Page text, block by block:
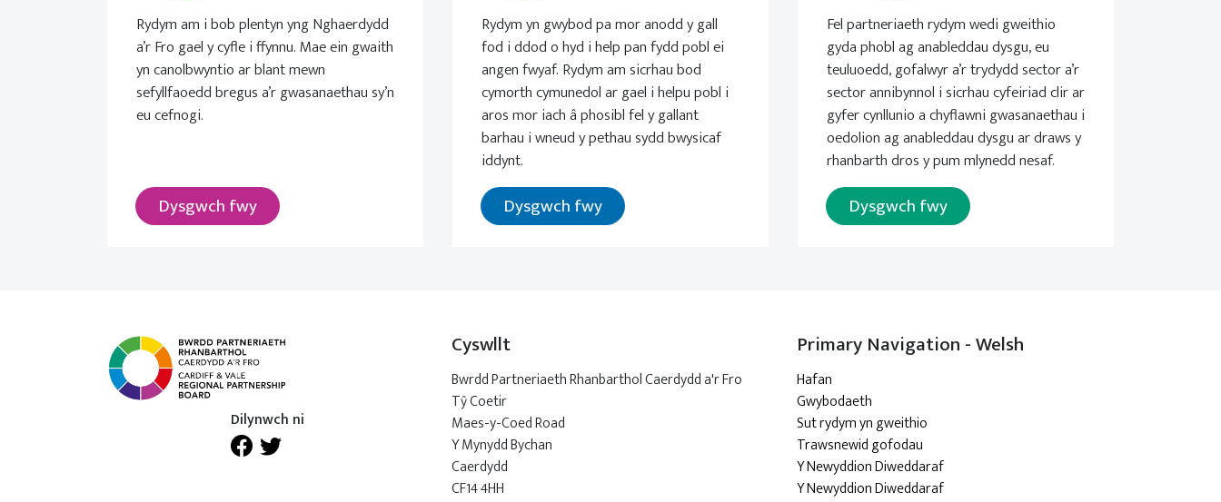
Rydym am i bob plentyn yng Nghaerdydd
a’r Fro gael y cyfle i ffynnu. Mae ein gwaith
yn canolbwyntio ar blant mewn
sefyllfaoedd bregus a’r gwasanaethau sy’n
eu cefnogi.
Dysgwch fwy
Rydym yn gwybod pa mor anodd y gall
fod i ddod o hyd i help pan fydd pobl ei
angen fwyaf. Rydym am sicrhau bod
cymorth cymunedol ar gael i helpu pobl i
aros mor iach â phosibl fel y gallant
barhau i wneud y pethau sydd bwysicaf
iddynt.
Dysgwch fwy
Fel partneriaeth rydym wedi gweithio
gyda phobl ag anableddau dysgu, eu
teuluoedd, gofalwyr a’r trydydd sector a’r
sector annibynnol i sicrhau cyfeiriad clir ar
gyfer cynllunio a chyflawni gwasanaethau i
oedolion ag anableddau dysgu ar draws y
rhanbarth dros y pum mlynedd nesaf.
Dysgwch fwy
Dilynwch ni
Cyswllt
Bwrdd Partneriaeth Rhanbarthol Caerdydd a'r Fro
Tŷ Coetir
Maes-y-Coed Road
Y Mynydd Bychan
Caerdydd
CF14 4HH
Primary Navigation - Welsh
Hafan
Gwybodaeth
Sut rydym yn gweithio
Trawsnewid gofodau
Y Newyddion Diweddaraf
Y Newyddion Diweddaraf